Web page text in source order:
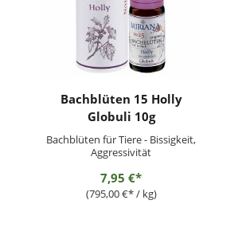
Bachblüten 15 Holly
Globuli 10g
Bachblüten für Tiere - Bissigkeit,
Aggressivität
7,95 €*
(795,00 €* / kg)